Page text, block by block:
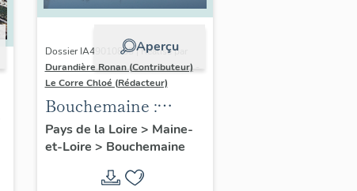
Aperçu
Dossier IA49010833 | Réalisé par
Durandière Ronan (Contributeur)
Le Corre Chloé (Rédacteur)
Bouchemaine :
présentation de la
commune
Pays de la Loire > Maine-
et-Loire > Bouchemaine